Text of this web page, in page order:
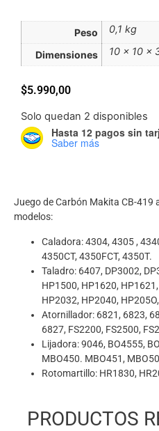
Peso 0,1 kg
Dimensiones 10 × 10 ×
$5.990,00
Solo quedan 2 disponibles
Hasta 12 pagos sin
Saber más
Juego de Carbón Makita CB-419
modelos:
Caladora: 4304, 4305 ,
4350CT, 4350FCT, 4350T.
Taladro: 6407, DP3002,
HP1500, HP1620,
HP2032, HP2040,
Atornillador: 6821, 6823,
6827, FS2200, FS2500,
Lijadora: 9046, BO4555,
MBO450. MBO451,
Rotomartillo: HR1830,
PRODUCTOS